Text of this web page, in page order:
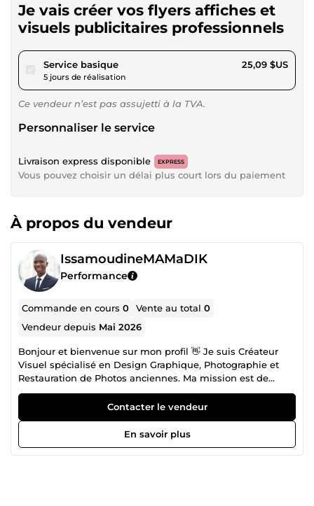
Je vais créer vos flyers affiches et
visuels publicitaires professionnels
Service basiquepour 23,12 $US
5 jours de réalisation
25,09 $US
Ce vendeur n’est pas assujetti à la TVA.
Personnaliser le service
Livraison express disponible EXPRESS
Vous pouvez choisir un délai plus court lors du paiement
À propos du vendeur
IssamoudineMAMaDIK
Performance
Commande en cours0 Vente au total0
Vendeur depuis Mai 2026
Bonjour et bienvenue sur mon profil 👋 Je suis Créateur
Visuel spécialisé en Design Graphique, Photographie et
Restauration de Photos anciennes. Ma mission est de
transformer vos idées en visuels professionnels, modernes
et impactants pour valoriser votre image, votre marque ou
vos souvenirs. 🎨 Mes services en Design Graphique :
Affiches publicitaires Flyers et visuels réseaux sociaux
Logos et identité visuelle Bannières et miniatures Cartes
Contacter le vendeur
En savoir plus